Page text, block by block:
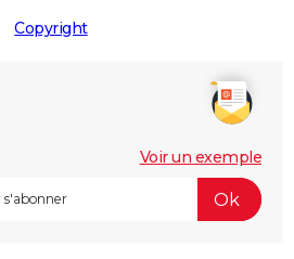
Copyright
Voir un exemple